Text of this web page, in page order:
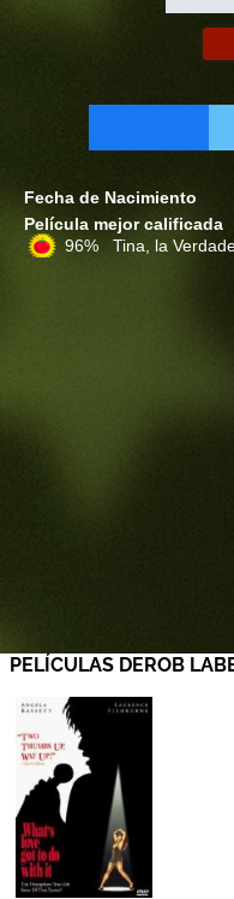
Fecha de Nacimiento
Película mejor calificada
96% Tina, la
PELÍCULAS DEROB